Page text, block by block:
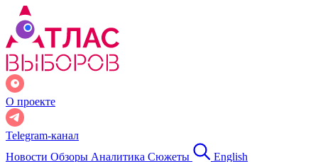
О проекте
Telegram-канал
Новости Обзоры Аналитика Сюжеты English